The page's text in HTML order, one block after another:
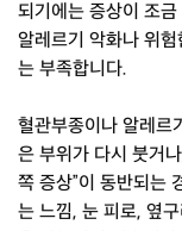
되기에는 증상이 조
알레르기 악화나 위
는 부족합니다.
혈관부종이나 알레르
은 부위가 다시 붓거
쪽 증상”이 동반되는
는 느낌, 눈 피로, 옆